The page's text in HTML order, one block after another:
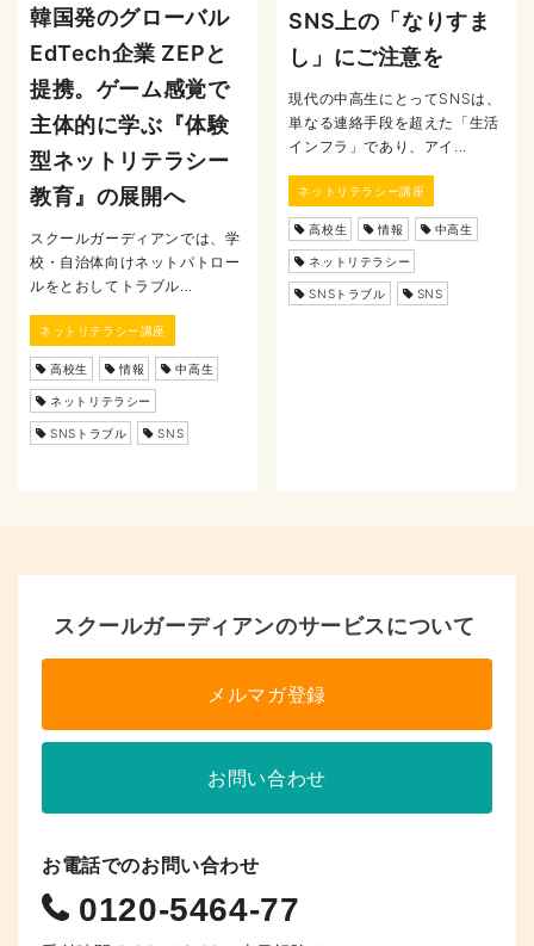
韓国発のグローバル
EdTech企業 ZEPと
提携。ゲーム感覚で
主体的に学ぶ『体験
型ネットリテラシー
教育』の展開へ
スクールガーディアンでは、学
校・自治体向けネットパトロー
ルをとおしてトラブル...
ネットリテラシー講座
高校生 情報 中高生
ネットリテラシー
SNSトラブル SNS
SNS上の「なりすま
し」にご注意を
現代の中高生にとってSNSは、
単なる連絡手段を超えた「生活
インフラ」であり、アイ...
ネットリテラシー講座
高校生 情報 中高生
ネットリテラシー
SNSトラブル SNS
スクールガーディアンのサービスについて
メルマガ登録
お問い合わせ
お電話でのお問い合わせ
0120-5464-77